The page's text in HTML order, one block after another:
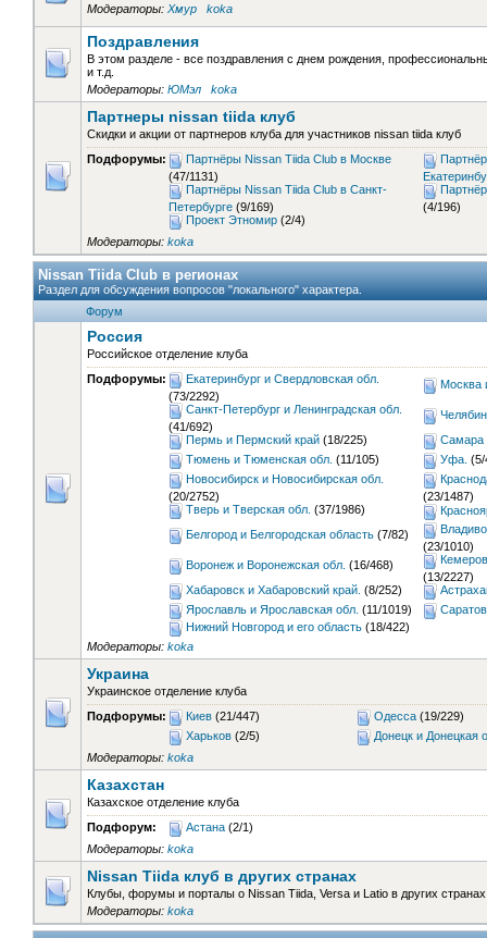
Модераторы: Хмур koka
Поздравления
В этом разделе - все поздравления с днем рождения,
и т.д.
Модераторы: ЮМэл koka
Партнеры nissan tiida клуб
Скидки и акции от партнеров клуба для участников nissan tiida клуб
Подфорумы:
Партнёры Nissan Tiida Club в Москве
(47/1131)
Партнёры Nissan Tiida Club в Санкт-
Петербурге (9/169)
(4/196)
Проект Этномир (2/4)
Модераторы: koka
Nissan Tiida Club в регионах
Раздел для обсуждения вопросов "локального" характера.
Форум
Россия
Российское отделение клуба
Подфорумы:
Екатеринбург и Свердловская обл.
(73/2292)
Москва
Санкт-Петербург и Ленинградская обл.
(41/692)
Пермь и Пермский край (18/225)
Самара
Тюмень и Тюменская обл. (11/105) Уфа. (5/
Новосибирск и Новосибирская обл.
(20/2752)
(23/1487)
Тверь и Тверская обл. (37/1986)
Белгород и Белгородская область (7/82)
(23/1010)
Воронеж и Воронежская обл. (16/468)
(13/2227)
Хабаровск и Хабаровский край. (8/252)
Ярославль и Ярославская обл. (11/1019)
Нижний Новгород и его область (18/422)
Модераторы: koka
Украина
Украинское отделение клуба
Подфорумы:
Киев (21/447) Одесса (19/229)
Харьков (2/5)
Донецк и Донецкая
Модераторы: koka
Казахстан
Казахское отделение клуба
Подфорум:
Астана (2/1)
Модераторы: koka
Nissan Tiida клуб в других странах
Клубы, форумы и порталы о Nissan Tiida, Versa и Latio в других странах
Модераторы: koka